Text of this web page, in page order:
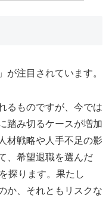
が注目されています。
るものですが、今では
踏み切るケースが増加
材戦略や人手不足の影
、希望退職を選んだ
探ります。果たし
か、それともリスクな